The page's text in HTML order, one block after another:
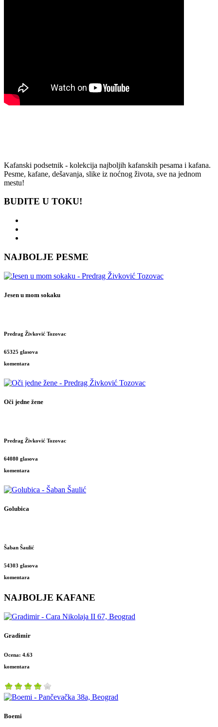
Kafanski podsetnik - kolekcija najboljih kafanskih pesama i kafana.
Pesme, kafane, dešavanja, slike iz noćnog života, sve na jednom
mestu!
BUDITE U TOKU!
NAJBOLJE PESME
Jesen u mom sokaku
Predrag Živković Tozovac
65325 glasova
komentara
Oči jedne žene
Predrag Živković Tozovac
64080 glasova
komentara
Golubica
Šaban Šaulić
54303 glasova
komentara
NAJBOLJE KAFANE
Gradimir
Ocena: 4.63
komentara
Boemi